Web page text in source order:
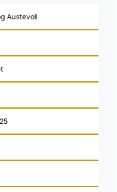
Austevoll